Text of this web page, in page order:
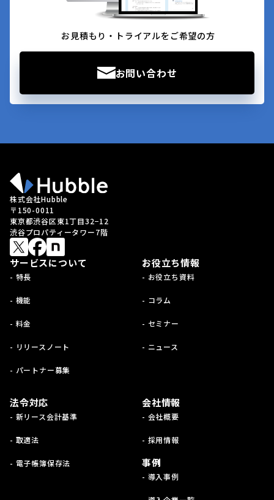
お見積もり・トライアルをご希望の方
お問い合わせ
株式会社Hubble
〒150-0011
東京都渋谷区東1丁目32−12
渋谷プロパティータワー7階
サービスについて
- 特長
- 機能
- 料金
- リリースノート
- パートナー募集
お役立ち情報
- お役立ち資料
- コラム
- セミナー
- ニュース
法令対応
- 新リース会計基準
- 取適法
- 電子帳簿保存法
会社情報
- 会社概要
- 採用情報
事例
- 導入事例